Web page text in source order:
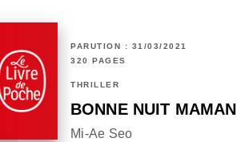
PARUTION : 31/03/2021
320 PAGES
THRILLER
BONNE NUIT MAMAN
Mi-Ae Seo